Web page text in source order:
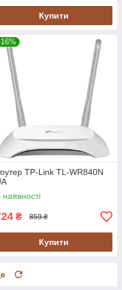
Купити
TP-Link TL-WR840N
наявності
₴ 859 ₴
Купити